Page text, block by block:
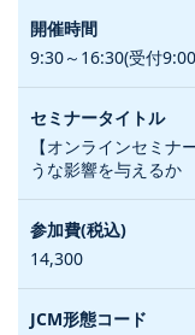
9:30～16:30(受付
【オンラインセミ
うな影響を与えるか
14,300